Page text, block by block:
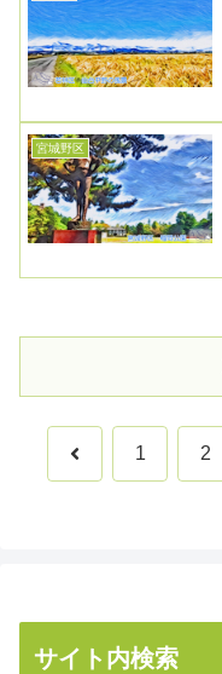
宮城野区
前 1 2
サイト内検索